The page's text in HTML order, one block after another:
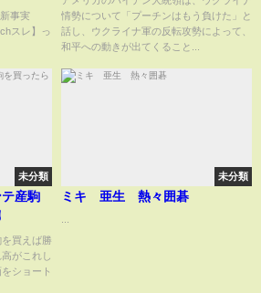
事実
スレ】っ
TBS NEWS DIG
情勢について「プーチンはもう負けた」と
話し、ウクライナ軍の反転攻勢によって、
和平への動きが出てくること...
未分類
産駒
買えば勝
がこれし
ショート
未分類
ミキ 亜生 熱々囲碁